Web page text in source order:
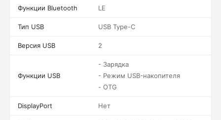
Функции Bluetooth LE
Тип USB USB Type-C
Версия USB 2
Функции USB
- Зарядка
- Режим USB-накопителя
- OTG
DisplayPort Нет